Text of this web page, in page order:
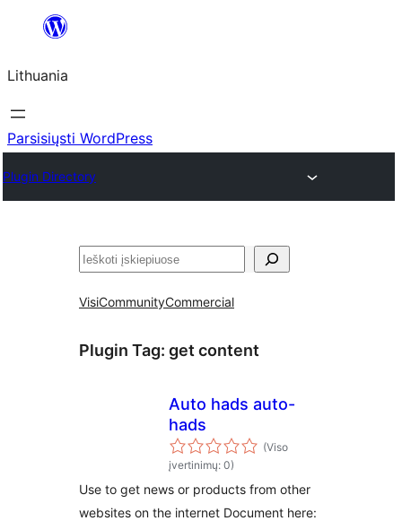
turinio
Lithuania
Parsisiųsti WordPress
Plugin Directory
Paieška
VisiCommunityCommercial
Plugin Tag: get content
Auto hads auto-
hads
(Viso
įvertinimų: 0)
Use to get news or products from other
websites on the internet Document here: